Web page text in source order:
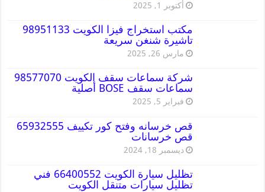
أكتوبر 1, 2025
مكتب استخراج فيزا الكويت 98951133
تاشيرة شنغن سريعة
مارس 26, 2025
شركة سماعات سقف الكويت 98577070
سماعات سقف BOSE أصلية
فبراير 5, 2025
قص خرسانه وفتح كور تكييف 65932555
قص خرسانات
ديسمبر 18, 2024
تظليل سيارة الكويت 66400552 فني
تظليل سيارات متنقل الكويت